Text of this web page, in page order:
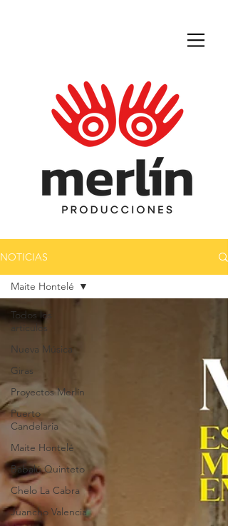
NOTICIAS
Todos los
artículos
Nueva Música
Giras
Proyectos Merlín
Puerto
Candelaria
Maite Hontelé
Babalú Quinteto
Chelo La Cabra
Juancho Valencia
Maite Hontelé